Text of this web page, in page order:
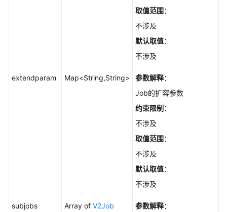
统
取值范围：
不涉及
默认取值：
不涉及
extendparam Map<String,String> 参数解释：
Job的扩容参数
约束限制 ：
不涉及
取值范围：
不涉及
默认取值：
不涉及
subjobs Array of V2Job
参数解释：